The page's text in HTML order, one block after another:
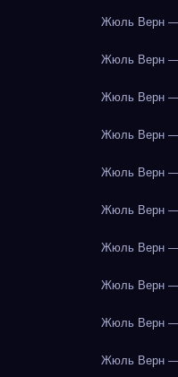
Жюль Верн —
Жюль Верн —
Жюль Верн —
Жюль Верн —
Жюль Верн —
Жюль Верн —
Жюль Верн —
Жюль Верн —
Жюль Верн —
Жюль Верн —